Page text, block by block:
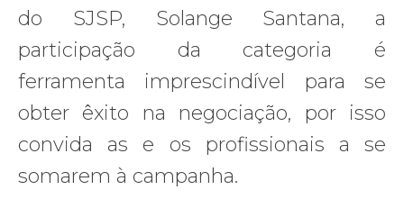
do SJSP, Solange Santana, a
participação da categoria é
ferramenta imprescindível para se
obter êxito na negociação, por isso
convida as e os profissionais a se
somarem à campanha.